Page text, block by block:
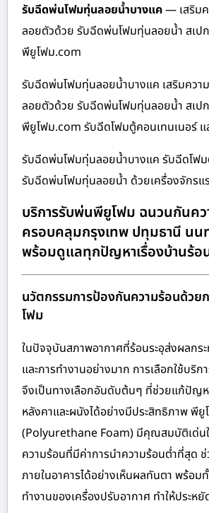
รับฉีดพ่นโฟมทุ่นลอยน้ำบางแค— เสริม
ลอยตัวด้วย รับฉีดพ่นโฟมทุ่นลอยน้ำ สเป
พียูโฟม.com
รับฉีดพ่นโฟมทุ่นลอยน้ำบางแค เสริมควา
ลอยตัวด้วย รับฉีดพ่นโฟมทุ่นลอยน้ำ สเป
พียูโฟม.com รับฉีดโฟมตู้คอนเทนเนอร์ แ
รับฉีดพ่นโฟมทุ่นลอยน้ำบางแค รับฉีดโฟม
รับฉีดพ่นโฟมทุ่นลอยน้ำ ด้วยเครื่องจักรแ
บริการรับพ่นพียูโฟม ฉนวนกันคว
ครอบคลุมกรุงเทพ ปทุมธานี นน
พร้อมดูแลทุกปัญหาเรื่องบ้านร้อ
นวัตกรรมการป้องกันความร้อนด้ว
โฟม
ในปัจจุบันสภาพอากาศที่ร้อนระอุส่งผลกร
และการทำงานอย่างมาก การเลือกใช้บริก
จึงเป็นทางเลือกอันดับต้นๆ ที่ช่วยแก้ปัญ
หลังคาและผนังได้อย่างมีประสิทธิภาพ พียู
(Polyurethane Foam) มีคุณสมบัติเด่น
ความร้อนที่มีค่าการนำความร้อนต่ำที่สุด
ภายในอาคารได้อย่างเห็นผลทันตา พร้อม
ทำงานของเครื่องปรับอากาศ ทำให้ประหยั